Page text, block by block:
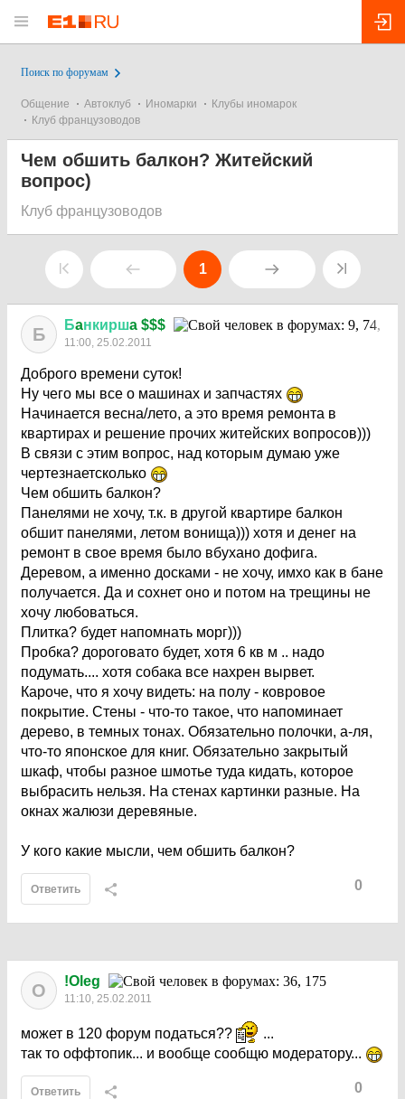
Поиск по форумам
Общение Автоклуб Иномарки
Клубы иномарок
Клуб французоводов
Чем обшить балкон? Житейский
вопрос)
Клуб французоводов
1
Б Бaнкиршa $$$
11:00, 25.02.2011
Доброго времени суток!
Ну чего мы все о машинах и запчастях
Начинается весна/лето, а это время ремонта в
квартирах и решение прочих житейских вопросов)))
В связи с этим вопрос, над которым думаю уже
чертезнаетсколько
Чем обшить балкон?
Панелями не хочу, т.к. в другой квартире балкон
обшит панелями, летом вонища))) хотя и денег на
ремонт в свое время было вбухано дофига.
Деревом, а именно досками - не хочу, имхо как в бане
получается. Да и сохнет оно и потом на трещины не
хочу любоваться.
Плитка? будет напомнать морг)))
Пробка? дороговато будет, хотя 6 кв м .. надо
подумать.... хотя собака все нахрен вырвет.
Кароче, что я хочу видеть: на полу - ковровое
покрытие. Стены - что-то такое, что напоминает
дерево, в темных тонах. Обязательно полочки, а-ля,
что-то японское для книг. Обязательно закрытый
шкаф, чтобы разное шмотье туда кидать, которое
выбрасить нельзя. На стенах картинки разные. На
окнах жалюзи деревяные.
У кого какие мысли, чем обшить балкон?
0
Ответить
O !Oleg
11:10, 25.02.2011
может в 120 форум податься??
...
так то оффтопик... и вообще сообщю модератору...
0
Ответить